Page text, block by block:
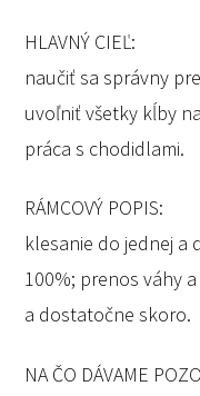
HLAVNÝ CIEĽ:
naučiť sa správny
uvoľniť všetky kĺby
práca s chodidlami.
RÁMCOVÝ POPIS:
klesanie do jednej a
100%; prenos váhy
a dostatočne skoro.
NA ČO DÁVAME